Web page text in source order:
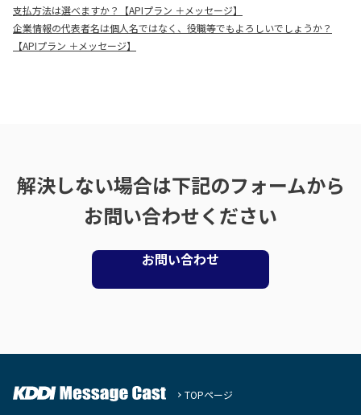
支払方法は選べますか？【APIプラン ＋メッセージ】
企業情報の代表者名は個人名ではなく、役職等でもよろしいでしょうか？
【APIプラン ＋メッセージ】
解決しない場合は下記のフォームから
お問い合わせください
お問い合わせ
TOPページ